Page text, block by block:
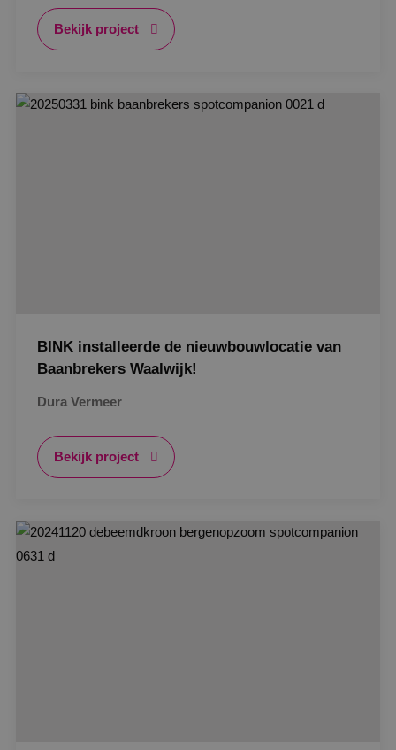
Bekijk project
BINK installeerde de nieuwbouwlocatie van
Baanbrekers Waalwijk!
Dura Vermeer
Bekijk project